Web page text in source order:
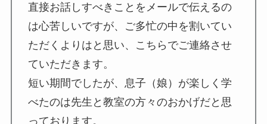
直接お話しすべきことをメールで伝えるの
は心苦しいですが、ご多忙の中を割いてい
ただくよりはと思い、こちらでご連絡させ
ていただきます。
短い期間でしたが、息子（娘）が楽しく学
べたのは先生と教室の方々のおかげだと思
っております。